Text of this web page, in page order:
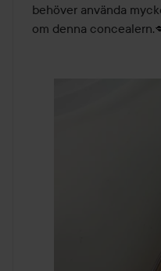
behöver använda
om denna